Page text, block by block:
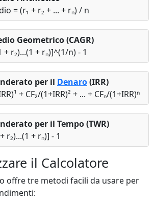
= (r₁ + r₂ + ... + rₙ) / n
Geometrico (CAGR)
+ r₂)...(1 + rₙ)]^(1/n) - 1
per il Denaro(IRR)
+ CF₂/(1+IRR)² + ... + CFₙ/(1+IRR)ⁿ
per il Tempo (TWR)
r₂)...(1 + rₙ)] - 1
il Calcolatore
offre tre metodi facili da usare per